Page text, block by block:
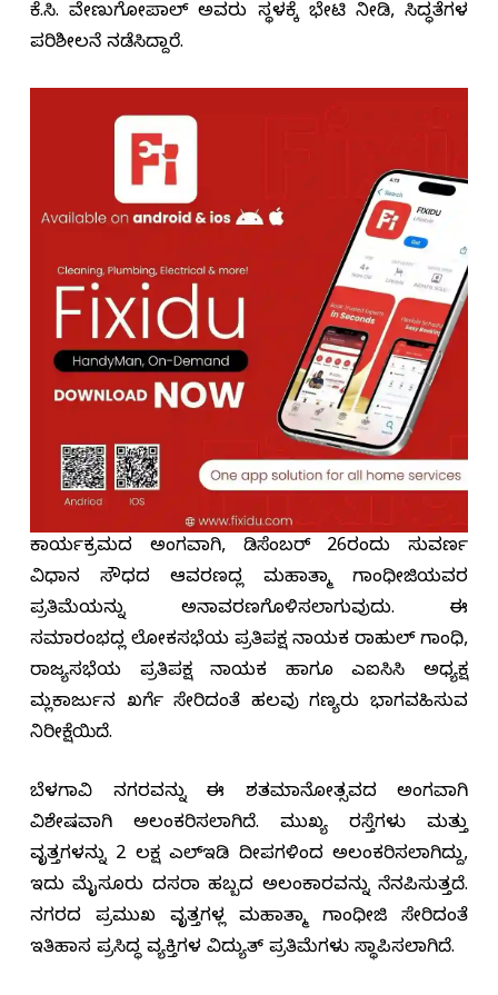
ಕೆ.ಸಿ. ವೇಣುಗೋಪಾಲ್ ಅವರು ಸ್ಥಳಕ್ಕೆ ಭೇಟಿ ನೀಡಿ, ಸಿದ್ಧತೆಗಳ
ಪರಿಶೀಲನೆ ನಡೆಸಿದ್ದಾರೆ.
ಕಾರ್ಯಕ್ರಮದ ಅಂಗವಾಗಿ, ಡಿಸೆಂಬರ್ 26ರಂದು ಸುವರ್ಣ
ವಿಧಾನ ಸೌಧದ ಆವರಣದಲ್ಲಿ ಮಹಾತ್ಮಾ ಗಾಂಧೀಜಿಯವರ
ಪ್ರತಿಮೆಯನ್ನು ಅನಾವರಣಗೊಳಿಸಲಾಗುವುದು. ಈ
ಸಮಾರಂಭದಲ್ಲಿ ಲೋಕಸಭೆಯ ಪ್ರತಿಪಕ್ಷ ನಾಯಕ ರಾಹುಲ್ ಗಾಂಧಿ,
ರಾಜ್ಯಸಭೆಯ ಪ್ರತಿಪಕ್ಷ ನಾಯಕ ಹಾಗೂ ಎಐಸಿಸಿ ಅಧ್ಯಕ್ಷ
ಮಲ್ಲಿಕಾರ್ಜುನ ಖರ್ಗೆ ಸೇರಿದಂತೆ ಹಲವು ಗಣ್ಯರು ಭಾಗವಹಿಸುವ
ನಿರೀಕ್ಷೆಯಿದೆ.
ಬೆಳಗಾವಿ ನಗರವನ್ನು ಈ ಶತಮಾನೋತ್ಸವದ ಅಂಗವಾಗಿ
ವಿಶೇಷವಾಗಿ ಅಲಂಕರಿಸಲಾಗಿದೆ. ಮುಖ್ಯ ರಸ್ತೆಗಳು ಮತ್ತು
ವೃತ್ತಗಳನ್ನು 2 ಲಕ್ಷ ಎಲ್‌ಇಡಿ ದೀಪಗಳಿಂದ ಅಲಂಕರಿಸಲಾಗಿದ್ದು,
ಇದು ಮೈಸೂರು ದಸರಾ ಹಬ್ಬದ ಅಲಂಕಾರವನ್ನು ನೆನಪಿಸುತ್ತದೆ.
ನಗರದ ಪ್ರಮುಖ ವೃತ್ತಗಳಲ್ಲಿ ಮಹಾತ್ಮಾ ಗಾಂಧೀಜಿ ಸೇರಿದಂತೆ
ಇತಿಹಾಸ ಪ್ರಸಿದ್ಧ ವ್ಯಕ್ತಿಗಳ ವಿದ್ಯುತ್ ಪ್ರತಿಮೆಗಳು ಸ್ಥಾಪಿಸಲಾಗಿದೆ.